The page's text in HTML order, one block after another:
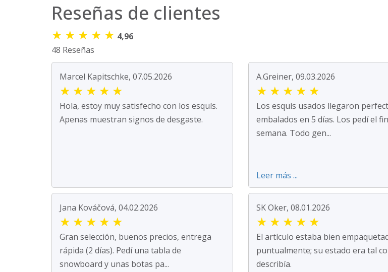
Reseñas de clientes
★ ★ ★ ★ ★ 4,96
48 Reseñas
Marcel Kapitschke, 07.05.2026
★ ★ ★ ★ ★
Hola, estoy muy satisfecho con los esquís.
Apenas muestran signos de desgaste.
A.Greiner, 09.03.2026
★ ★ ★ ★ ★
Los esquís usados llegaron
embalados en 5 días. Los pedí el
semana. Todo gen...
Leer más ...
Jana Kováčová, 04.02.2026
★ ★ ★ ★ ★
Gran selección, buenos precios, entrega
rápida (2 días). Pedí una tabla de
snowboard y unas botas pa...
SK Oker, 08.01.2026
★ ★ ★ ★ ★
El artículo estaba bien
puntualmente; su estado era tal
describía.